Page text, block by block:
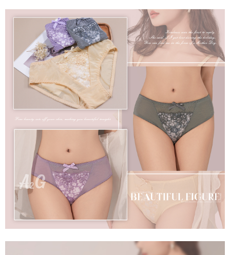
【「AFTEE先享後付」結帳流程】
１．於結帳方式選擇「AFTEE先享後付」後，將跳轉至「AFTEE先享後付」
結帳頁面，進行簡訊認證並確認金額後，即可完成結帳。
２．訂單成立數日內，您將收到繳費通知簡訊。
３．收到繳費通知簡訊後14天內，點擊此簡訊中的連結，可透過四大超商／
ATM／網路銀行／等多元方式進行付款，方視為交易完成。
※ 請注意：結帳手續完成當下不需立刻繳費，但若您需要取消訂單，請聯絡
購買商品的店家。未經商家同意取消之訂單仍視為有效，需透過AFTEE先享
後付繳納相關費用。
※ 交易是否成功請以「AFTEE先享後付 」之結帳頁面顯示為準，若有關於
是否繳費成功／繳費後需取消欲退款等相關疑問，請聯繫「AFTEE先享後付
https://netprotections.freshdesk.com/support/home
【注意事項】
１．透過由恩沛科技股份有限公司提供之「AFTEE先享後付」服務完成之交
易，需依本服務之必要範圍內提供個人資料，並將交易相關給付款項請求債
權轉讓予恩沛科技股份有限公司。
２．關於個人資料處理事宜，請瀏覽以下網址：
https://aftee.tw/terms/#terms3
３．未成年的使用者請事先徵得法定代理人或監護人之同意方可使用
「AFTEE先享後付」，若未經同意申辦者引起之損失，本公司不負相關責
時審查核予不同之上限額度；若仍有額度不足之情形，本公司將視審查結果
全家取貨付款
每筆NT$60，滿NT$699(含以上)免運費
付款後全家取貨
每筆NT$60，滿NT$699(含以上)免運費
7-11取貨付款
每筆NT$60，滿NT$699(含以上)免運費
每筆NT$60，滿NT$699(含以上)免運費
每筆NT$100，滿NT$2,000(含以上)免運費